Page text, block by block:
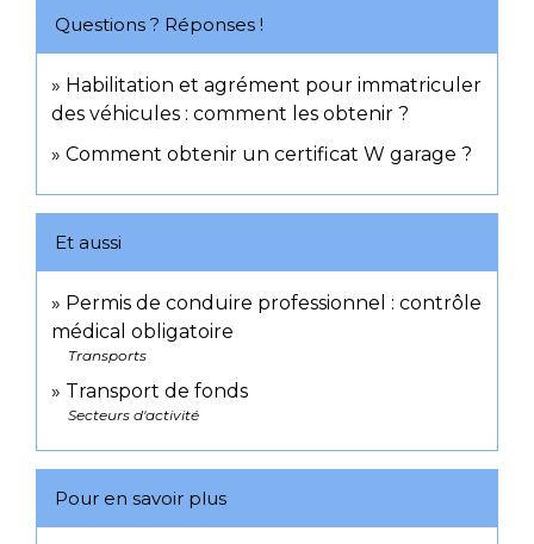
Questions ? Réponses !
Habilitation et agrément pour immatriculer
des véhicules : comment les obtenir ?
Comment obtenir un certificat W garage ?
Et aussi
Permis de conduire professionnel : contrôle
médical obligatoire
Transports
Transport de fonds
Secteurs d'activité
Pour en savoir plus